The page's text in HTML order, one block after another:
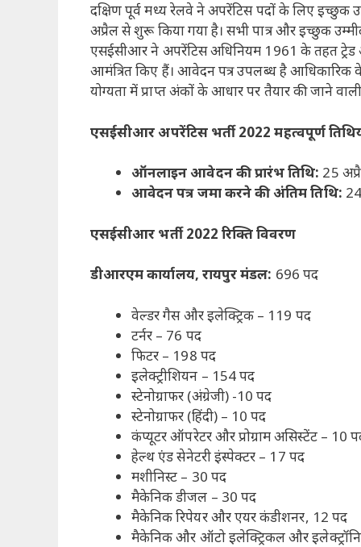
दक्षिण पूर्व मध्य रेलवे ने अपरेंटिस पदों के लिए
अप्रैल से शुरू किया गया है। सभी पात्र और इच्छुक
एसईसीआर ने अपरेंटिस अधिनियम 1961 के तहत
आमंत्रित किए हैं। आवेदन पत्र उपलब्ध है
योग्यता में प्राप्त अंकों के आधार पर तैयार की जाने
एसईसीआर अपरेंटिस भर्ती 2022 महत्वपूर्ण
ऑनलाइन आवेदन की प्रारंभ तिथि: 25
आवेदन पत्र जमा करने की अंतिम तिथि:
एसईसीआर भर्ती 2022 रिक्ति विवरण
डीआरएम कार्यालय, रायपुर मंडल: 696 पद
वेल्डर गैस और इलेक्ट्रिक – 119 पद
टर्नर – 76 पद
फिटर – 198 पद
इलेक्ट्रीशियन – 154 पद
स्टेनोग्राफर (अंग्रेजी) -10 पद
स्टेनोग्राफर (हिंदी) – 10 पद
कंप्यूटर ऑपरेटर और प्रोग्राम असिस्‍टेंट – 10
हेल्थ एंड सेनेटरी इंस्पेक्टर – 17 पद
मशीनिस्ट – 30 पद
मैकेनिक डीजल – 30 पद
मैकेनिक रिपेयर और एयर कंडीशनर, 12 पद
मैकेनिक और ऑटो इलेक्ट्रिकल और